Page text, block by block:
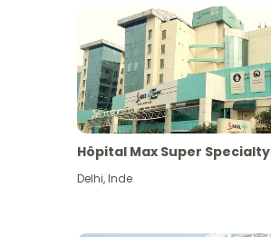
Hôpital Max Super Specialty
Delhi,Inde